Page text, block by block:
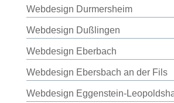
Webdesign Durmersheim
Webdesign Dußlingen
Webdesign Eberbach
Webdesign Ebersbach an der Fils
Webdesign Eggenstein-